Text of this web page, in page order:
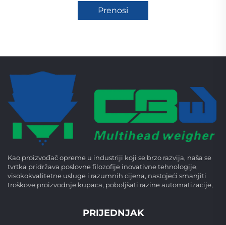
Prenosi
Kao proizvođač opreme u industriji koji se brzo razvija, naša se
tvrtka pridržava poslovne filozofije inovativne tehnologije,
visokokvalitetne usluge i razumnih cijena, nastojeći smanjiti
troškove proizvodnje kupaca, poboljšati razine automatizacije,
PRIJEDNJAK